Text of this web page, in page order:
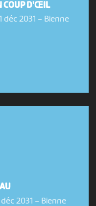
COUP D'ŒIL
déc 2031 - Bienne
2031 - Bienne